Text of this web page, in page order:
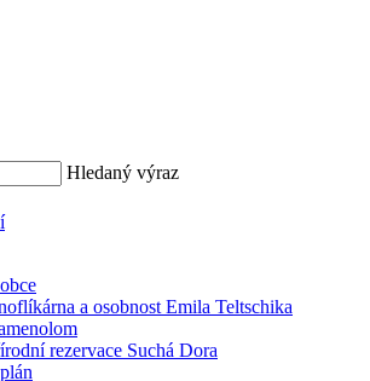
Hledaný výraz
a osobnost Emila Teltschika
rezervace Suchá Dora